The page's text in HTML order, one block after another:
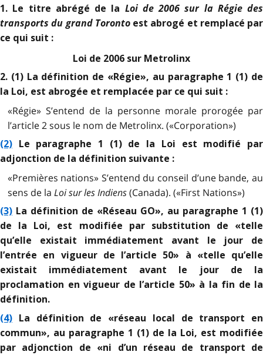
1. Le titre abrégé de la Loi de 2006 sur la Régie des
transports du grand Torontoest abrogé et remplacé par
ce qui suit :
Loi de 2006 sur Metrolinx
2. (1) La définition de «Régie», au paragraphe 1 (1) de
la Loi, est abrogée et remplacée par ce qui suit :
«Régie» S’entend de la personne morale prorogée par
l’article 2 sous le nom de Metrolinx. («Corporation»)
(2) Le paragraphe 1 (1) de la Loi est modifié par
adjonction de la définition suivante :
«Premières nations» S’entend du conseil d’une bande, au
sens de la Loi sur les Indiens (Canada). («First Nations»)
(3) La définition de «Réseau GO», au paragraphe 1 (1)
de la Loi, est modifiée par substitution de «telle
qu’elle existait immédiatement avant le jour de
l’entrée en vigueur de l’article 50» à «telle qu’elle
existait immédiatement avant le jour de la
proclamation en vigueur de l’article 50» à la fin de la
définition.
(4) La définition de «réseau local de transport en
commun», au paragraphe 1 (1) de la Loi, est modifiée
par adjonction de «ni d’un réseau de transport de